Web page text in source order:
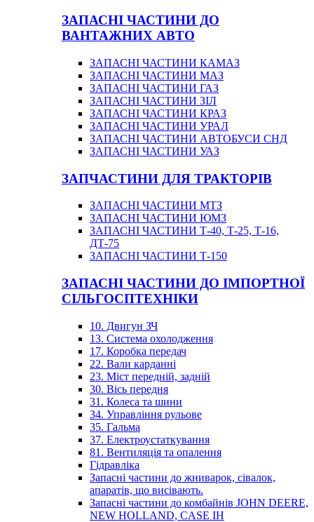
ЗАПАСНІ ЧАСТИНИ ДО
ВАНТАЖНИХ АВТО
ЗАПАСНІ ЧАСТИНИ КАМАЗ
ЗАПАСНІ ЧАСТИНИ МАЗ
ЗАПАСНІ ЧАСТИНИ ГАЗ
ЗАПАСНІ ЧАСТИНИ ЗІЛ
ЗАПАСНІ ЧАСТИНИ КРАЗ
ЗАПАСНІ ЧАСТИНИ УРАЛ
ЗАПАСНІ ЧАСТИНИ АВТОБУСИ СНД
ЗАПАСНІ ЧАСТИНИ УАЗ
ЗАПЧАСТИНИ ДЛЯ ТРАКТОРІВ
ЗАПАСНІ ЧАСТИНИ МТЗ
ЗАПАСНІ ЧАСТИНИ ЮМЗ
ЗАПАСНІ ЧАСТИНИ Т-40, Т-25, Т-16,
ДТ-75
ЗАПАСНІ ЧАСТИНИ Т-150
ЗАПАСНІ ЧАСТИНИ ДО ІМПОРТНОЇ
СІЛЬГОСПТЕХНІКИ
10. Двигун ЗЧ
13. Система охолодження
17. Коробка передач
22. Вали карданні
23. Міст передній, задній
30. Вісь передня
31. Колеса та шини
34. Управління рульове
35. Гальма
37. Електроустаткування
81. Вентиляція та опалення
Гідравліка
Запасні частини до жниварок, сівалок,
апаратів, що висівають.
Запасні частини до комбайнів JOHN DEERE,
NEW HOLLAND, CASE IH